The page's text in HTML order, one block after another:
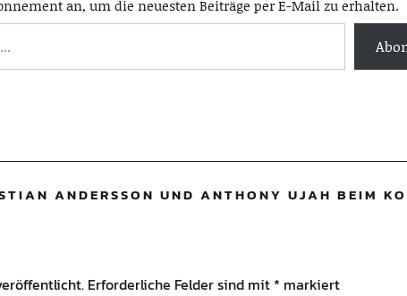
an, um die neuesten Beiträge per E-Mail zu erhalten.
ANDERSSON UND ANTHONY UJAH BEIM
Erforderliche Felder sind mit * markiert